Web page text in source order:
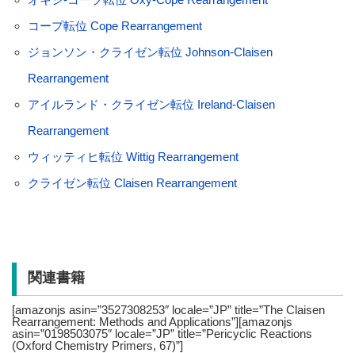
コープ転位 Cope Rearrangement
ジョンソン・クライゼン転位 Johnson-Claisen
Rearrangement
アイルランド・クライゼン転位 Ireland-Claisen
Rearrangement
ウィッティヒ転位 Wittig Rearrangement
クライゼン転位 Claisen Rearrangement
関連書籍
[amazonjs asin=”3527308253″ locale=”JP” title=”The Claisen
Rearrangement: Methods and Applications”][amazonjs
asin=”0198503075″ locale=”JP” title=”Pericyclic Reactions
(Oxford Chemistry Primers, 67)”]